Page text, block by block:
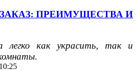
ПРЕИМУЩЕСТВА И
как украсить, так и